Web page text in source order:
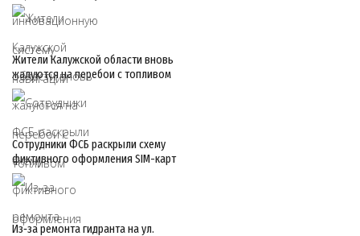
Жители Калужской области вновь
жалуются на перебои с топливом
Сотрудники ФСБ раскрыли схему
фиктивного оформления SIM-карт
Из‑за ремонта гидранта на ул.